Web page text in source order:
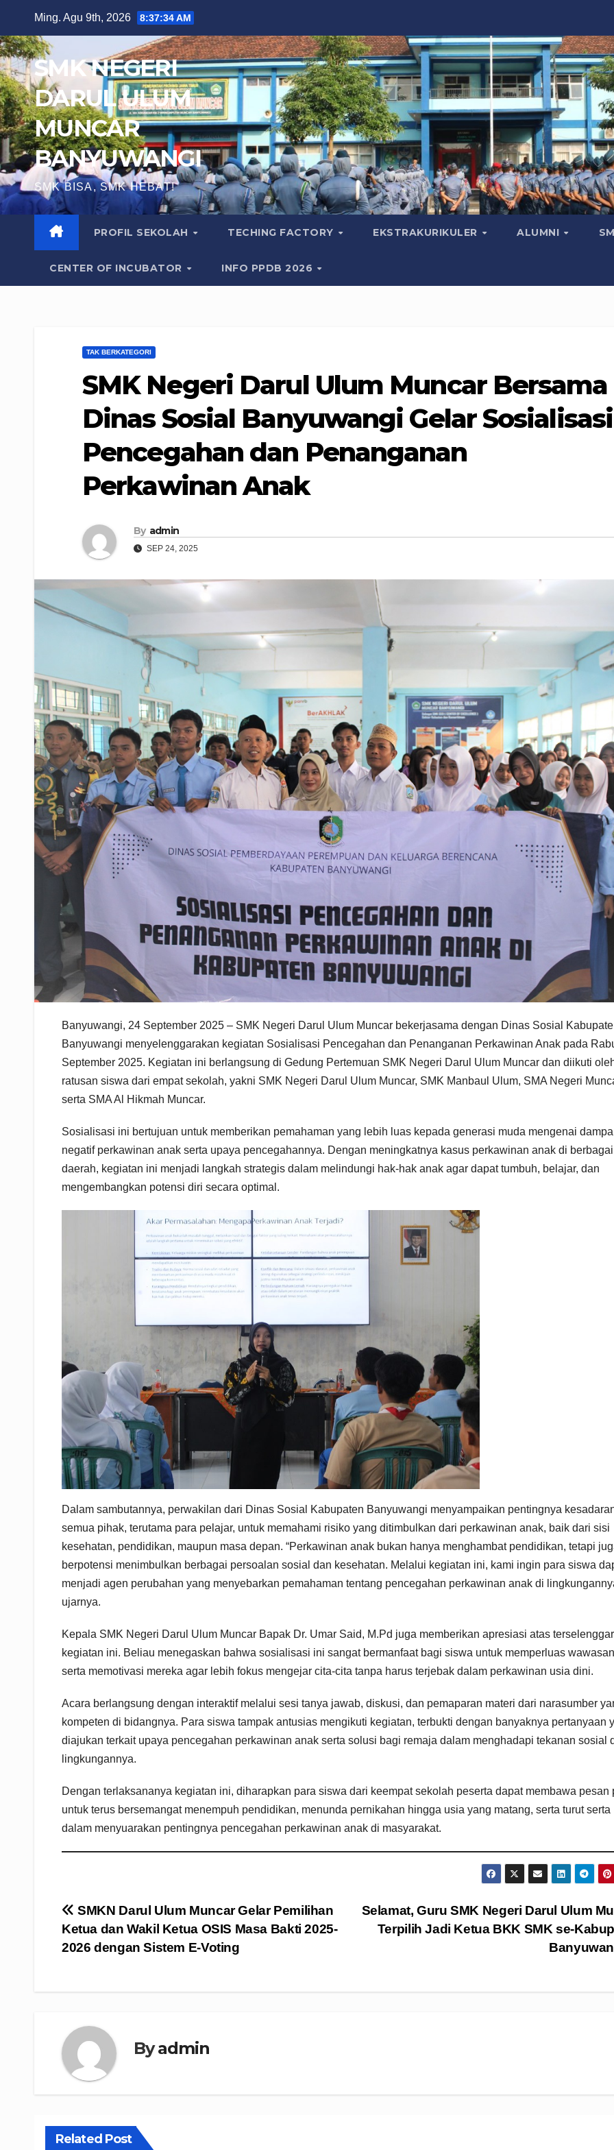
content
Ming. Agu 9th, 2026 8:37:36 AM
SMK NEGERI
DARUL ULUM
MUNCAR
BANYUWANGI
SMK BISA, SMK HEBAT!
PROFIL SEKOLAH TECHING FACTORY EKSTRAKURIKULER ALUMNI
CENTER OF INCUBATOR INFO PPDB 2026
TAK BERKATEGORI
SMK Negeri Darul Ulum Muncar Bersama
Dinas Sosial Banyuwangi Gelar Sosialisasi
Pencegahan dan Penanganan
Perkawinan Anak
By admin
SEP 24, 2025
Banyuwangi, 24 September 2025 – SMK Negeri Darul Ulum Muncar bekerjasama dengan Dinas Sosial
Banyuwangi menyelenggarakan kegiatan Sosialisasi Pencegahan dan Penanganan Perkawinan Anak pada
September 2025. Kegiatan ini berlangsung di Gedung Pertemuan SMK Negeri Darul Ulum Muncar dan diikuti
ratusan siswa dari empat sekolah, yakni SMK Negeri Darul Ulum Muncar, SMK Manbaul Ulum, SMA Negeri
serta SMA Al Hikmah Muncar.
Sosialisasi ini bertujuan untuk memberikan pemahaman yang lebih luas kepada generasi muda mengenai
negatif perkawinan anak serta upaya pencegahannya. Dengan meningkatnya kasus perkawinan anak di berbagai
daerah, kegiatan ini menjadi langkah strategis dalam melindungi hak-hak anak agar dapat tumbuh, belajar, dan
mengembangkan potensi diri secara optimal.
Dalam sambutannya, perwakilan dari Dinas Sosial Kabupaten Banyuwangi menyampaikan pentingnya
semua pihak, terutama para pelajar, untuk memahami risiko yang ditimbulkan dari perkawinan anak, baik dari sisi
kesehatan, pendidikan, maupun masa depan. “Perkawinan anak bukan hanya menghambat pendidikan, tetapi
berpotensi menimbulkan berbagai persoalan sosial dan kesehatan. Melalui kegiatan ini, kami ingin para siswa
menjadi agen perubahan yang menyebarkan pemahaman tentang pencegahan perkawinan anak di
ujarnya.
Kepala SMK Negeri Darul Ulum Muncar Bapak Dr. Umar Said, M.Pd juga memberikan apresiasi atas
kegiatan ini. Beliau menegaskan bahwa sosialisasi ini sangat bermanfaat bagi siswa untuk memperluas wawasan
serta memotivasi mereka agar lebih fokus mengejar cita-cita tanpa harus terjebak dalam perkawinan usia dini.
Acara berlangsung dengan interaktif melalui sesi tanya jawab, diskusi, dan pemaparan materi dari narasumber
kompeten di bidangnya. Para siswa tampak antusias mengikuti kegiatan, terbukti dengan banyaknya pertanyaan
diajukan terkait upaya pencegahan perkawinan anak serta solusi bagi remaja dalam menghadapi tekanan sosial
lingkungannya.
Dengan terlaksananya kegiatan ini, diharapkan para siswa dari keempat sekolah peserta dapat membawa pesan
untuk terus bersemangat menempuh pendidikan, menunda pernikahan hingga usia yang matang, serta turut serta
dalam menyuarakan pentingnya pencegahan perkawinan anak di masyarakat.
Navigasi
pos
Selamat, Guru SMK Negeri Darul Ulum
Terpilih Jadi Ketua BKK SMK se-
SMKN Darul Ulum Muncar Gelar Pemilihan
Ketua dan Wakil Ketua OSIS Masa Bakti 2025-
2026 dengan Sistem E-Voting
Byadmin
Related Post